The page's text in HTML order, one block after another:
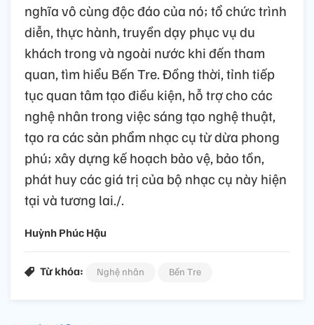
nghĩa vô cùng độc đáo của nó; tổ chức trình
diễn, thực hành, truyền dạy phục vụ du
khách trong và ngoài nước khi đến tham
quan, tìm hiểu Bến Tre. Đồng thời, tỉnh tiếp
tục quan tâm tạo điều kiện, hỗ trợ cho các
nghệ nhân trong việc sáng tạo nghệ thuật,
tạo ra các sản phẩm nhạc cụ từ dừa phong
phú; xây dựng kế hoạch bảo vệ, bảo tồn,
phát huy các giá trị của bộ nhạc cụ này hiện
tại và tương lai./.
Huỳnh Phúc Hậu
Từ khóa: Nghệ nhân Bến Tre